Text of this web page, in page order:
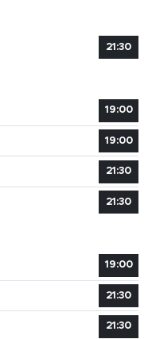
21:30
19:00
19:00
21:30
21:30
19:00
21:30
21:30